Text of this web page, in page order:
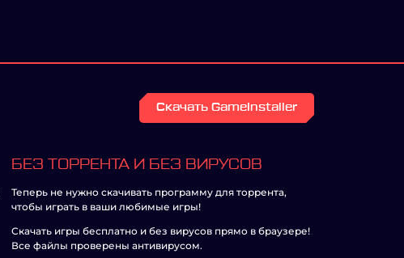
Скачать GameInstaller
БЕЗ ТОРРЕНТА И БЕЗ ВИРУСОВ
Теперь не нужно скачивать программу для торрента,
чтобы играть в ваши любимые игры!
Скачать игры бесплатно и без вирусов прямо в браузере!
Все файлы проверены антивирусом.